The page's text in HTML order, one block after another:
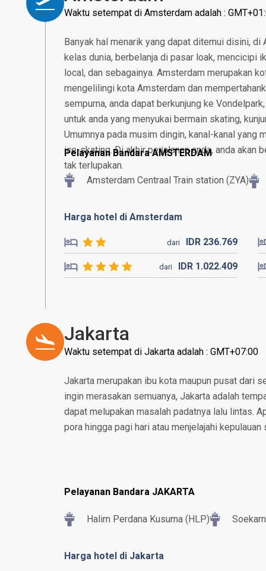
Waktu setempat di Amsterdam adalah :
Banyak hal menarik yang dapat ditemui disini,
kelas dunia, berbelanja di pasar loak, mencicipi
local, dan sebagainya. Amsterdam merupakan
mengelilingi kota Amsterdam dan
sempurna, anda dapat berkunjung ke
untuk anda yang menyukai bermain skating,
Umumnya pada musim dingin, kanal-kanal yang
ice-skating. Di akhir perjalanan anda, anda akan
tak terlupakan.
Pelayanan Bandara AMSTERDAM
Amsterdam Centraal Train station (ZYA)
Harga hotel di Amsterdam
dari IDR 236.769
dari IDR 1.022.409
Jakarta
Waktu setempat di Jakarta adalah : GMT+07:00
Jakarta merupakan ibu kota maupun pusat dari
ingin merasakan semuanya, Jakarta adalah
dapat melupakan masalah padatnya lalu lintas.
pora hingga pagi hari atau menjelajahi
Pelayanan Bandara JAKARTA
Halim Perdana Kusuma (HLP)
Harga hotel di Jakarta